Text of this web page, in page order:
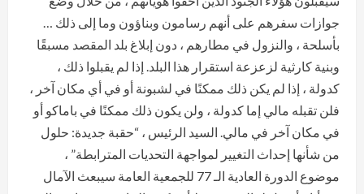
جوازات سفرهم على أنهم رسامون وبناؤون وما إلى ذلك …
بأسلحة ، والنزول في مطارهم ، دون إبلاغ بلد المقصد مسبقًا
وبنية كارثية لزعزعة استقرار هذا البلد. إذا لم يقبلوا ذلك ،
كدولة ، إذا لم يكن ذلك ممكنًا في لشبونة أو في أي مكان آخر ،
فلن تقبله مالي إما كدولة ، ولن يكون ذلك ممكنًا في باماكو أو
في مكان آخر في مالي. السيد الرئيس ، “حقبة جديدة: حلول
من شأنها إحداث التغيير لمواجهة التحديات المترابطة” ،
موضوع الدورة العادية الـ 77 للجمعية العامة سيبعث الآمال